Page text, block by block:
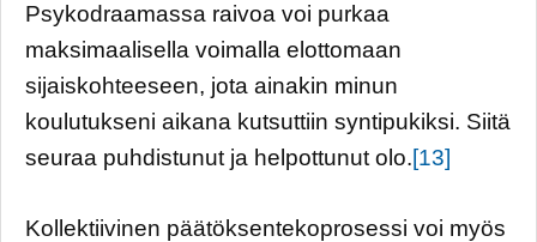
Psykodraamassa raivoa voi purkaa
maksimaalisella voimalla elottomaan
sijaiskohteeseen, jota ainakin minun
koulutukseni aikana kutsuttiin syntipukiksi. Siitä
seuraa puhdistunut ja helpottunut olo.[13]
Kollektiivinen päätöksentekoprosessi voi myös